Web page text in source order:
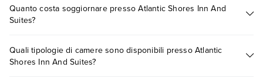
presso Atlantic Shores Inn And Suites. Scoprile tutte nella
sezione dedicata
Quanto costa soggiornare presso Atlantic Shores Inn And
Suites?
base a vari fattori (per es. date, condizioni dell'hotel, ecc). Per
consultare i prezzi, compila il motore di ricerca e scegli
Quali tipologie di camere sono disponibili presso Atlantic
Shores Inn And Suites?